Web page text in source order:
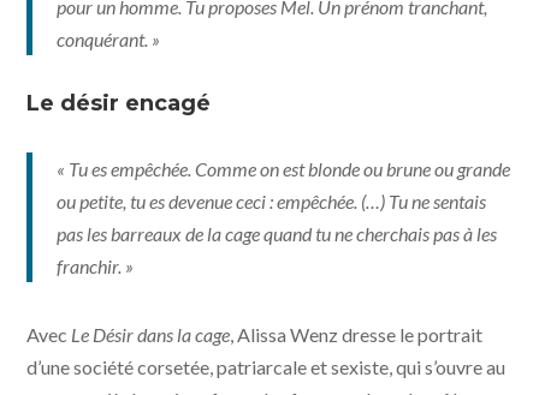
pour un homme. Tu proposes Mel. Un prénom tranchant,
conquérant. »
Le désir encagé
« Tu es empêchée. Comme on est blonde ou brune ou grande
ou petite, tu es devenue ceci : empêchée. (…) Tu ne sentais
pas les barreaux de la cage quand tu ne cherchais pas à les
franchir. »
Avec Le Désir dans la cage, Alissa Wenz dresse le portrait
d’une société corsetée, patriarcale et sexiste, qui s’ouvre au